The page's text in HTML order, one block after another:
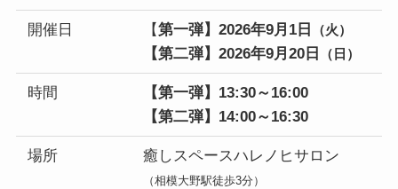
開催日 【第一弾】2026年9月1日 （火）
【第二弾】2026年9月20日 （日）
時間
【第一弾】13:30～16:00
【第二弾】14:00～16:30
場所 癒しスペースハレノヒサロン
（相模大野駅徒歩3分）